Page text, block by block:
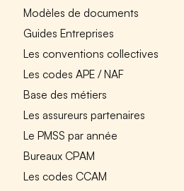
Modèles de documents
Guides Entreprises
Les conventions collectives
Les codes APE / NAF
Base des métiers
Les assureurs partenaires
Le PMSS par année
Bureaux CPAM
Les codes CCAM